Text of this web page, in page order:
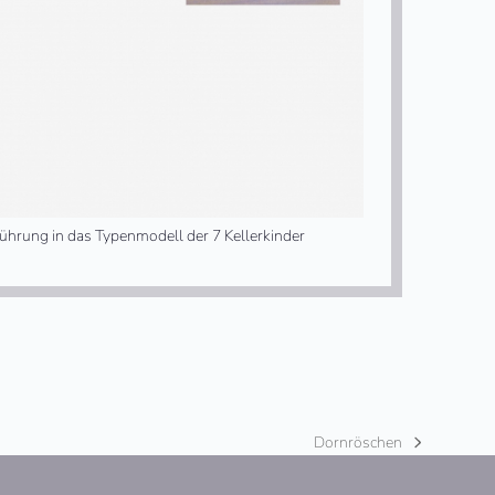
in das Typenmodell der 7 Kellerkinder
Nächster
Dornröschen